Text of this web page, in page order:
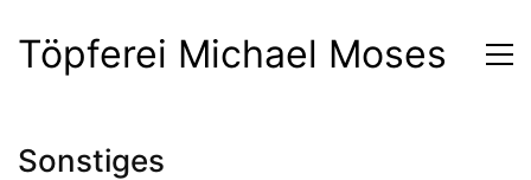
Töpferei Michael Moses
Sonstiges